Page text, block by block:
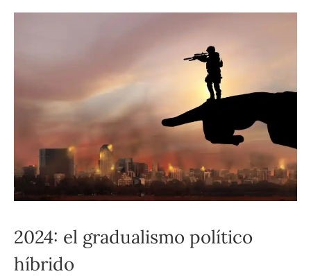
2024: el gradualismo político
híbrido